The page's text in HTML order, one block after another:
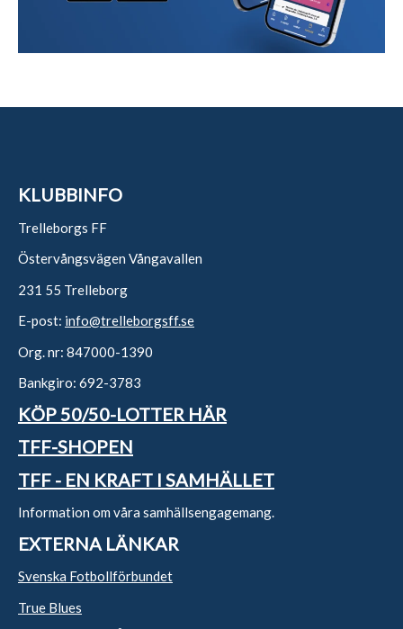
KLUBBINFO
Trelleborgs FF
Östervångsvägen Vångavallen
231 55 Trelleborg
E-post: info@trelleborgsff.se
Org. nr: 847000-1390
Bankgiro: 692-3783
KÖP 50/50-LOTTER HÄR
TFF-SHOPEN
TFF - EN KRAFT I SAMHÄLLET
Information om våra samhällsengagemang.
EXTERNA LÄNKAR
Svenska Fotbollförbundet
True Blues